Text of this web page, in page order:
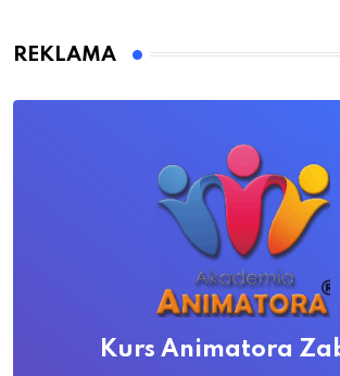
REKLAMA
Kurs Animatora